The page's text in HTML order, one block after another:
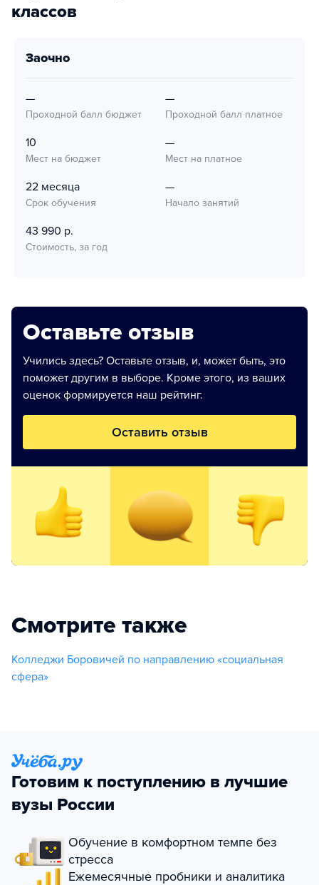
классов
заочно
—
Проходной балл бюджет
—
Проходной балл платное
10
Мест на бюджет
—
Мест на платное
22 месяца
Срок обучения
—
Начало занятий
43 990 р.
Стоимость, за год
Оставьте отзыв
Учились здесь? Оставьте отзыв, и, может быть, это
поможет другим в выборе. Кроме этого, из ваших
оценок формируется наш рейтинг.
Оставить отзыв
Смотрите также
Колледжи Боровичей по направлению «социальная
сфера»
Готовим к поступлению в лучшие
вузы России
Обучение в комфортном темпе без
стресса
Ежемесячные пробники и аналитика